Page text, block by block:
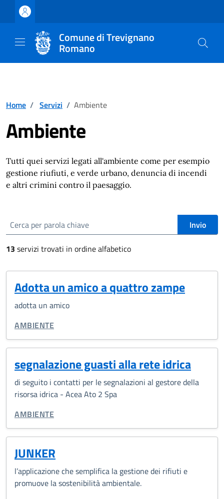
Vai ai contenuti
Vai al footer
Comune di Trevignano
Romano
Home / Servizi / Ambiente
Ambiente
Tutti quei servizi legati all'ambiente come per esempio
gestione riufiuti, e verde urbano, denuncia di incendi
e altri crimini contro il paesaggio.
cerca Invio
13 servizi trovati in ordine alfabetico
Adotta un amico a quattro zampe
adotta un amico
CATEGORIA CORRELATA:
AMBIENTE
segnalazione guasti alla rete idrica
di seguito i contatti per le segnalazioni al gestore della
risorsa idrica - Acea Ato 2 Spa
CATEGORIA CORRELATA:
AMBIENTE
JUNKER
l’applicazione che semplifica la gestione dei rifiuti e
promuove la sostenibilità ambientale.